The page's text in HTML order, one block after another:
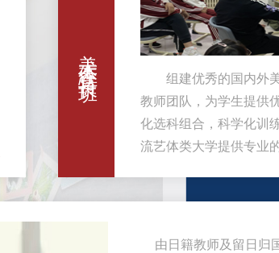
美术体育特长班
组建优秀的国内外
教师团队，为学生提供
化选科组合，科学化训
流艺体类大学提供专业
由日籍教师及留日归